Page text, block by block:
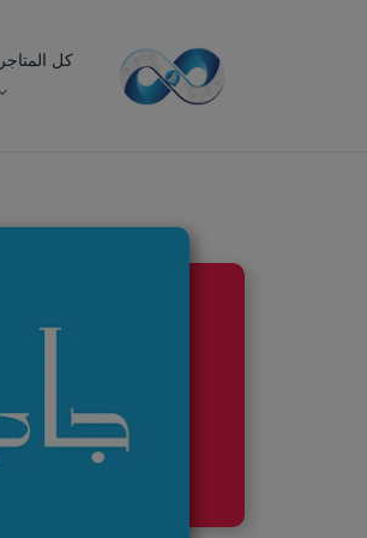
كل المتاجر